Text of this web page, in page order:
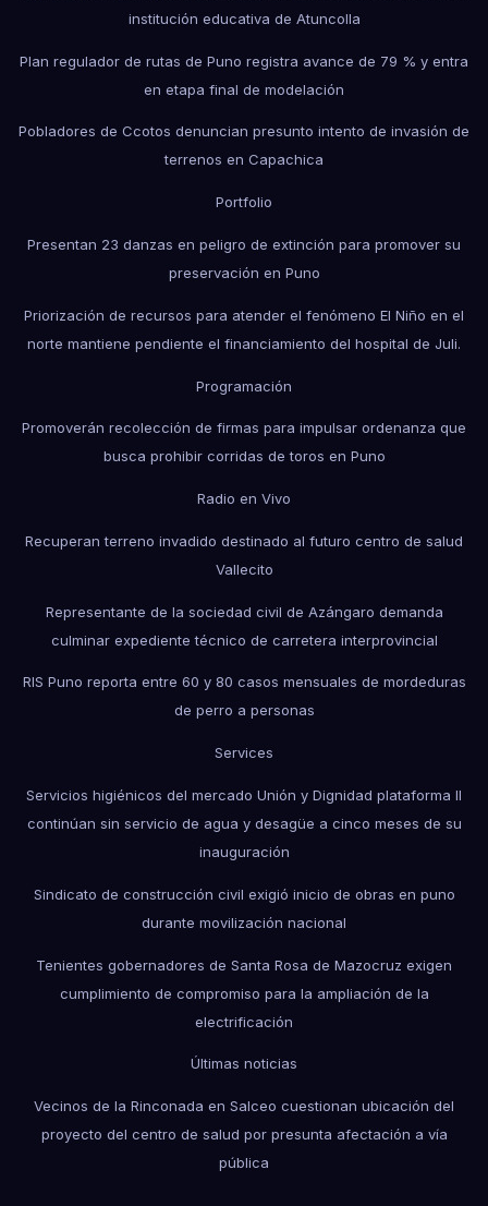
institución educativa de Atuncolla
Plan regulador de rutas de Puno registra avance de 79 % y entra
en etapa final de modelación
Pobladores de Ccotos denuncian presunto intento de invasión de
terrenos en Capachica
Portfolio
Presentan 23 danzas en peligro de extinción para promover su
preservación en Puno
Priorización de recursos para atender el fenómeno El Niño en el
norte mantiene pendiente el financiamiento del hospital de Juli.
Programación
Promoverán recolección de firmas para impulsar ordenanza que
busca prohibir corridas de toros en Puno
Radio en Vivo
Recuperan terreno invadido destinado al futuro centro de salud
Vallecito
Representante de la sociedad civil de Azángaro demanda
culminar expediente técnico de carretera interprovincial
RIS Puno reporta entre 60 y 80 casos mensuales de mordeduras
de perro a personas
Services
Servicios higiénicos del mercado Unión y Dignidad plataforma II
continúan sin servicio de agua y desagüe a cinco meses de su
inauguración
Sindicato de construcción civil exigió inicio de obras en puno
durante movilización nacional
Tenientes gobernadores de Santa Rosa de Mazocruz exigen
cumplimiento de compromiso para la ampliación de la
electrificación
Últimas noticias
Vecinos de la Rinconada en Salceo cuestionan ubicación del
proyecto del centro de salud por presunta afectación a vía
pública